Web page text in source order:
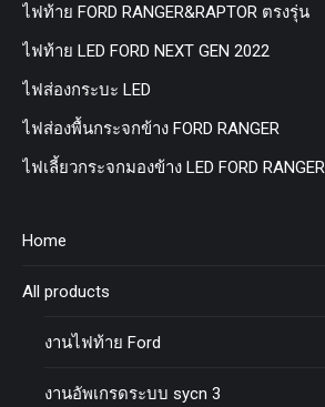
ไฟท้าย FORD RANGER&RAPTOR ตรงรุ่น
ไฟท้าย LED FORD NEXT GEN 2022
ไฟส่องกระบะ LED
ไฟส่องพื้นกระจกข้าง FORD RANGER
ไฟเลี้ยวกระจกมองข้าง LED FORD RANGER
Home
All products
งานไฟท้าย Ford
งานอัพเกรดระบบ sycn 3